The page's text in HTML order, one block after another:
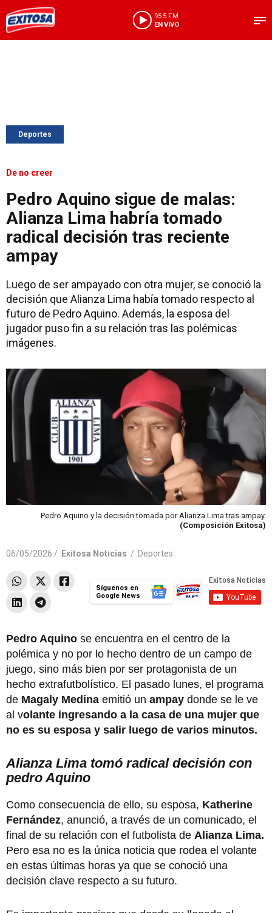
95.5 FM
EN VIVO
Deportes
De no creer
Pedro Aquino sigue de malas:
Alianza Lima habría tomado
radical decisión tras reciente
ampay
Luego de ser ampayado con otra mujer, se conoció la
decisión que Alianza Lima había tomado respecto al
futuro de Pedro Aquino. Además, la esposa del
jugador puso fin a su relación tras las polémicas
imágenes.
Pedro Aquino y la decisión tomada por Alianza Lima tras ampay.
(Composición Exitosa)
06/05/2026 / Exitosa Noticias / Deportes
Síguenos en
Google News
Pedro Aquino se encuentra en el centro de la
polémica y no por lo hecho dentro de un campo de
juego, sino más bien por ser protagonista de un
hecho extrafutbolístico. El pasado lunes, el programa
de Magaly Medina emitió un ampay donde se le ve
al volante ingresando a la casa de una mujer que
no es su esposa y salir luego de varios minutos.
Alianza Lima tomó radical decisión con
pedro Aquino
Como consecuencia de ello, su esposa, Katherine
Fernández, anunció, a través de un comunicado, el
final de su relación con el futbolista de Alianza Lima.
Pero esa no es la única noticia que rodea el volante
en estas últimas horas ya que se conoció una
decisión clave respecto a su futuro.